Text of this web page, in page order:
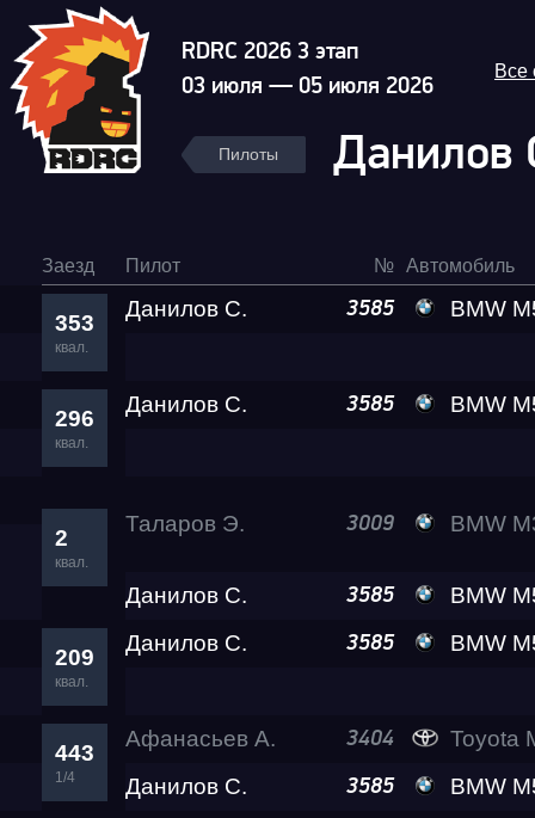
RDRC 2026 3 этап
03 июля — 05 июля 2026
Все
Пилоты Данилов
Заезд Пилот № Автомобиль
353
квал.
Данилов С. 3585 BMW M5
296
квал.
Данилов С. 3585 BMW M5
2
квал.
Таларов Э. 3009 BMW M3
Данилов С. 3585 BMW M5
209
квал.
Данилов С. 3585 BMW M5
443
1/4
Афанасьев А. 3404
Toyota
Данилов С.
3585 BMW M5